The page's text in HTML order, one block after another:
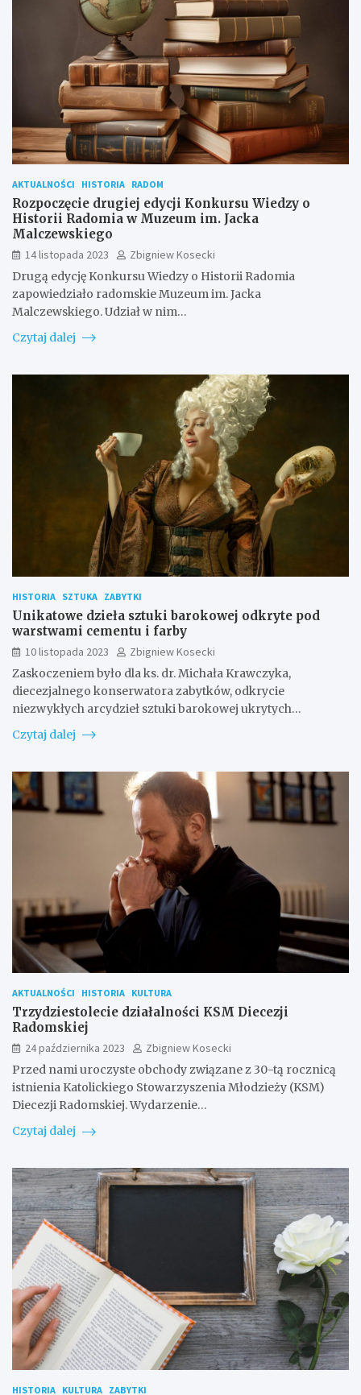
AKTUALNOŚCI HISTORIA RADOM
Rozpoczęcie drugiej edycji Konkursu Wiedzy o
Historii Radomia w Muzeum im. Jacka
Malczewskiego
14 listopada 2023
Zbigniew Kosecki
Drugą edycję Konkursu Wiedzy o Historii Radomia
zapowiedziało radomskie Muzeum im. Jacka
Malczewskiego. Udział w nim…
Czytaj dalej
HISTORIA SZTUKA ZABYTKI
Unikatowe dzieła sztuki barokowej odkryte pod
warstwami cementu i farby
10 listopada 2023
Zbigniew Kosecki
Zaskoczeniem było dla ks. dr. Michała Krawczyka,
diecezjalnego konserwatora zabytków, odkrycie
niezwykłych arcydzieł sztuki barokowej ukrytych…
Czytaj dalej
AKTUALNOŚCI HISTORIA KULTURA
Trzydziestolecie działalności KSM Diecezji
Radomskiej
24 października 2023
Zbigniew Kosecki
Przed nami uroczyste obchody związane z 30-tą rocznicą
istnienia Katolickiego Stowarzyszenia Młodzieży (KSM)
Diecezji Radomskiej. Wydarzenie…
Czytaj dalej
HISTORIA KULTURA ZABYTKI